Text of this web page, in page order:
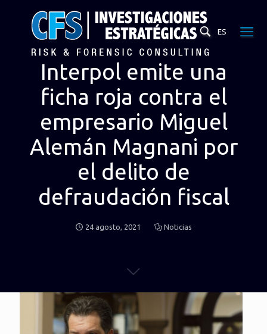
ES
Interpol emite una
ficha roja contra el
empresario Miguel
Alemán Magnani por
el delito de
defraudación fiscal
24 agosto, 2021 Noticias